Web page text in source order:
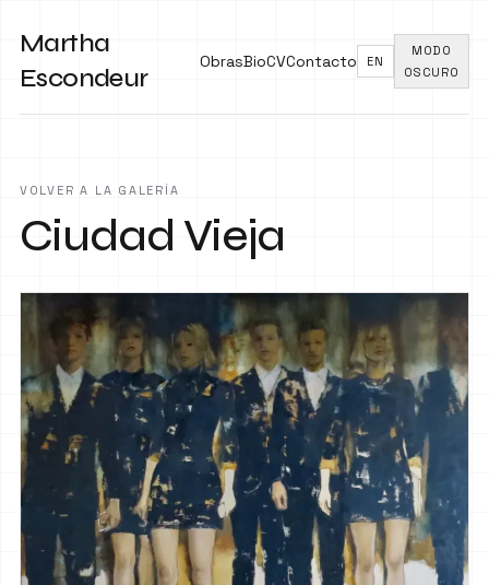
Martha
Escondeur
ObrasBioCVContacto EN
MODO
OSCURO
VOLVER A LA GALERÍA
Ciudad Vieja